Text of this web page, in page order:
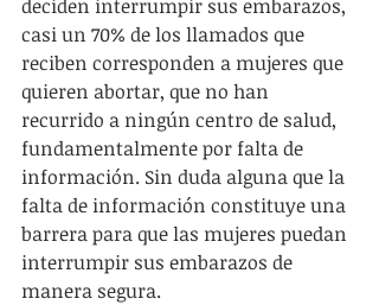
deciden interrumpir sus embarazos,
casi un 70% de los llamados que
reciben corresponden a mujeres que
quieren abortar, que no han
recurrido a ningún centro de salud,
fundamentalmente por falta de
información. Sin duda alguna que la
falta de información constituye una
barrera para que las mujeres puedan
interrumpir sus embarazos de
manera segura.